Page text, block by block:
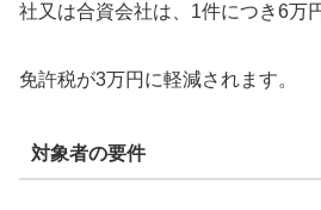
社又は合資会社は、1件につき6万
免許税が3万円に軽減されます。
対象者の要件